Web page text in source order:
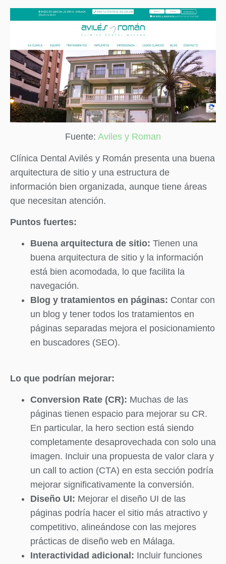
Fuente: Aviles y Roman
Clínica Dental Avilés y Román presenta una buena
arquitectura de sitio y una estructura de
información bien organizada, aunque tiene áreas
que necesitan atención.
Puntos fuertes:
Buena arquitectura de sitio: Tienen una
buena arquitectura de sitio y la información
está bien acomodada, lo que facilita la
navegación.
Blog y tratamientos en páginas: Contar con
un blog y tener todos los tratamientos en
páginas separadas mejora el posicionamiento
en buscadores (SEO).
Lo que podrían mejorar:
Conversion Rate (CR): Muchas de las
páginas tienen espacio para mejorar su CR.
En particular, la hero section está siendo
completamente desaprovechada con solo una
imagen. Incluir una propuesta de valor clara y
un call to action (CTA) en esta sección podría
mejorar significativamente la conversión.
Diseño UI: Mejorar el diseño UI de las
páginas podría hacer el sitio más atractivo y
competitivo, alineándose con las mejores
prácticas de diseño web en Málaga.
Interactividad adicional: Incluir funciones